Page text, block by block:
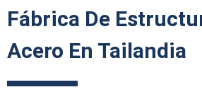
Fábrica De
Acero En Tailandia